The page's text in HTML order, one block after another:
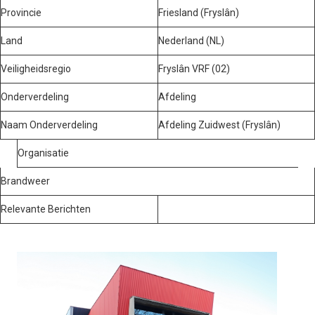
Provincie Friesland (Fryslân)
Land Nederland (NL)
Veiligheidsregio Fryslân VRF (02)
Onderverdeling Afdeling
Naam Onderverdeling Afdeling Zuidwest (Fryslân)
Organisatie
Brandweer
Relevante Berichten